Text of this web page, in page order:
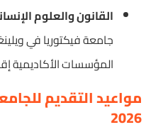
القانون والعلوم
جامعة فيكتوريا في
المؤسسات الأكاديمية
مواعيد التقديم
2026